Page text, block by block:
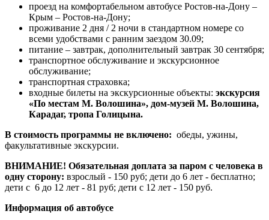
проезд на комфортабельном автобусе Ростов-на-Дону –
Крым – Ростов-на-Дону;
проживание 2 дня / 2 ночи в стандартном номере со
всеми удобствами с ранним заездом 30.09;
питание – завтрак, дополнительный завтрак 30 сентября;
транспортное обслуживание и экскурсионное
обслуживание;
транспортная страховка;
входные билеты на экскурсионные объекты: экскурсия
«По местам М. Волошина», дом-музей М. Волошина,
Карадаг, тропа Голицына.
В стоимость программы не включено: обеды, ужины,
факультативные экскурсии.
ВНИМАНИЕ! Обязательная доплата за паром с человека в
одну сторону: взрослый - 150 руб; дети до 6 лет - бесплатно;
дети с 6 до 12 лет - 81 руб; дети с 12 лет - 150 руб.
Информация об автобусе